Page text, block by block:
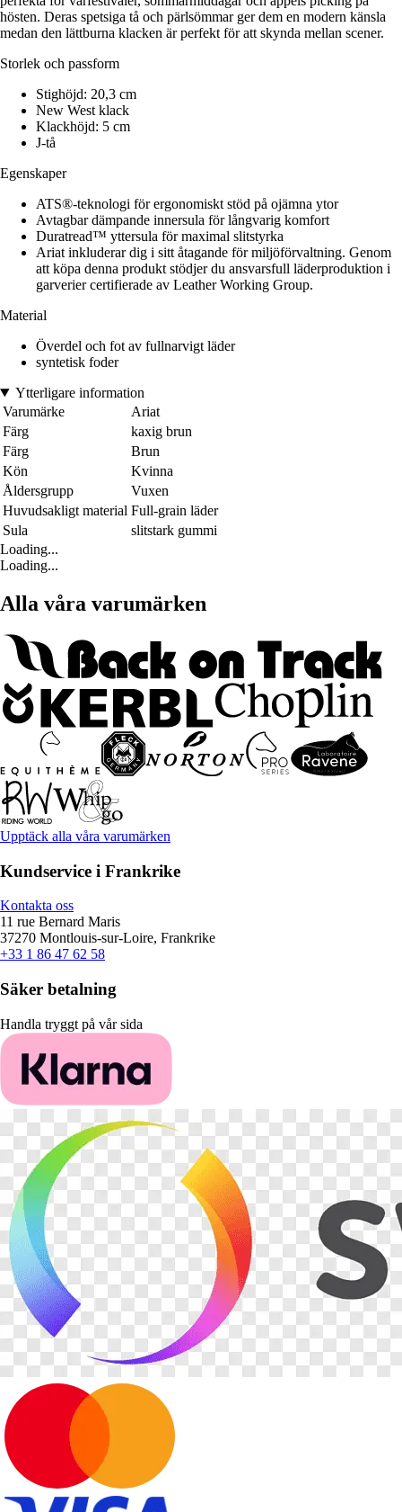
hösten. Deras spetsiga tå och pärlsömmar ger dem en modern känsla
medan den lättburna klacken är perfekt för att skynda mellan scener.
Storlek och passform
Stighöjd: 20,3 cm
New West klack
Klackhöjd: 5 cm
J-tå
Egenskaper
ATS®-teknologi för ergonomiskt stöd på ojämna ytor
Avtagbar dämpande innersula för långvarig komfort
Duratread™ yttersula för maximal slitstyrka
Ariat inkluderar dig i sitt åtagande för miljöförvaltning. Genom
att köpa denna produkt stödjer du ansvarsfull läderproduktion i
garverier certifierade av Leather Working Group.
Material
Överdel och fot av fullnarvigt läder
syntetisk foder
Ytterligare information
Varumärke
Ariat
Färg
kaxig brun
Färg
Brun
Kön
Kvinna
Åldersgrupp
Vuxen
Huvudsakligt material Full-grain läder
Sula
slitstark gummi
Loading...
Loading...
Alla våra varumärken
Upptäck alla våra varumärken
Kundservice i Frankrike
Kontakta oss
11 rue Bernard Maris
37270 Montlouis-sur-Loire, Frankrike
+33 1 86 47 62 58
Säker betalning
Handla tryggt på vår sida